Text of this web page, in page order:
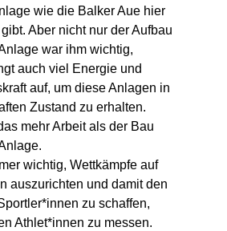
wie die Balker Aue hier
Aber nicht nur der Aufbau
war ihm wichtig,
auch viel Energie und
auf, um diese Anlagen in
Zustand zu erhalten.
mehr Arbeit als der Bau
wichtig, Wettkämpfe auf
auszurichten und damit den
zu schaffen,
Athlet*innen zu messen.